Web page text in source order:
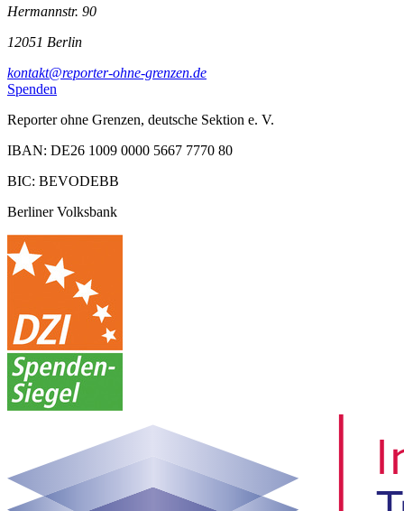
Hermannstr. 90
12051 Berlin
kontakt@reporter-ohne-grenzen.de
Spenden
Reporter ohne Grenzen, deutsche Sektion e. V.
IBAN: DE26 1009 0000 5667 7770 80
BIC: BEVODEBB
Berliner Volksbank